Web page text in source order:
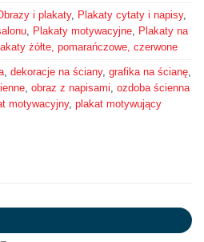
i plakaty, Plakaty cytaty i napisy,
Plakaty motywacyjne
Plakaty na
żółte, pomarańczowe, czerwone
, dekoracje na ściany, grafika na ścianę,
, obraz z napisami ozdoba ścienna
motywacyjny, plakat motywujący